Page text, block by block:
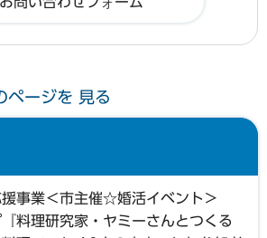
ページを 見る
事業＜市主催☆婚活イベント＞
『料理研究家・ヤミーさんとつくる